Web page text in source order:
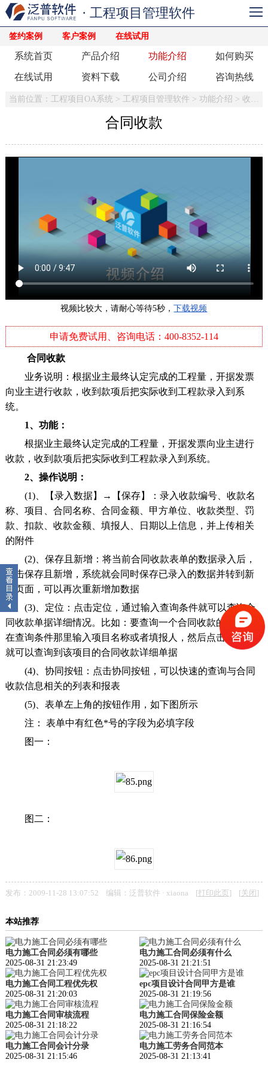
签约案例 客户案例 在线试用
· 工程项目管理软件
系统首页 产品介绍 功能介绍 如何购买
在线试用 资料下载 公司介绍 咨询热线
当前位置： 工程项目OA系统 > 工程项目管理软件 > 功能介绍 > 收入合同
合同收款
视频比较大，请耐心等待5秒，下载视频
申请免费试用、咨询电话：400-8352-114
合同收款
业务说明：根据业主最终认定完成的工程量，开据发票
向业主进行收款，收到款项后把实际收到工程款录入到系
统。
1、功能：
根据业主最终认定完成的工程量，开据发票向业主进行
收款，收到款项后把实际收到工程款录入到系统。
2、操作说明：
(1)、【录入数据】→【保存】：录入收款编号、收款名
称、项目、合同名称、合同金额、甲方单位、收款类型、罚
款、扣款、收款金额、填报人、日期以上信息，并上传相关
的附件
(2)、保存且新增：将当前合同收款表单的数据录入后，
点击保存且新增，系统就会同时保存已录入的数据并转到新
的页面，可以再次重新增加数据
(3)、定位：点击定位，通过输入查询条件就可以查询合
同收款单据详细情况。比如：要查询一个合同收款的情况，
在查询条件那里输入项目名称或者填报人，然后点击确定，
就可以查询到该项目的合同收款详细单据
(4)、协同按钮：点击协同按钮，可以快速的查询与合同
收款信息相关的列表和报表
(5)、表单左上角的按钮作用，如下图所示
注： 表单中有红色*号的字段为必填字段
图一：
图二：
发布：2009-11-28 13:07:52 编辑：泛普软件 · xiaona [打印此页 ] [关闭 ]
本站推荐
电力施工合同必须有哪些
2025-08-31 21:23:49
电力施工合同必须有什么
2025-08-31 21:21:51
电力施工合同工程优先权
2025-08-31 21:20:03
epc项目设计合同甲方是谁
2025-08-31 21:19:56
电力施工合同审核流程
2025-08-31 21:18:22
电力施工合同保险金额
2025-08-31 21:16:54
电力施工合同会计分录
2025-08-31 21:15:46
电力施工劳务合同范本
2025-08-31 21:13:41